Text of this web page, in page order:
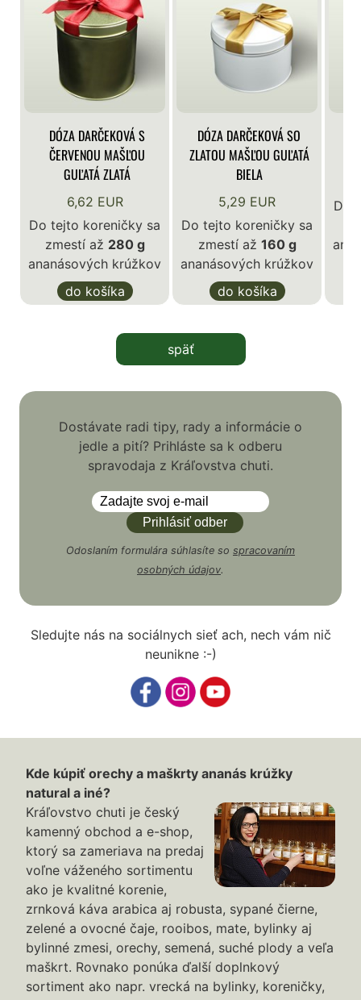
DÓZA DARČEKOVÁ S
ČERVENOU MAŠĽOU
GUĽATÁ ZLATÁ
6,62 EUR
Do tejto koreničky sa
zmestí až 280 g
ananásových krúžkov
do košíka
DÓZA DARČEKOVÁ SO
ZLATOU MAŠĽOU GUĽATÁ
BIELA
5,29 EUR
Do tejto koreničky sa
zmestí až 160 g
ananásových krúžkov
do košíka
Do
späť
Dostávate radi tipy, rady a informácie o
jedle a pití? Prihláste sa k odberu
spravodaja z Kráľovstva chuti.
Odoslaním formulára súhlasíte so spracovaním
osobných údajov.
Sledujte nás na sociálnych sieť ach, nech vám nič
neunikne :-)
Kde kúpiť orechy a maškrty ananás krúžky
natural a iné?
Kráľovstvo chuti je český
kamenný obchod a e-shop,
ktorý sa zameriava na predaj
voľne váženého sortimentu
ako je kvalitné korenie,
zrnková káva arabica aj robusta, sypané čierne,
zelené a ovocné čaje, rooibos, mate, bylinky aj
bylinné zmesi, orechy, semená, suché plody a veľa
maškrt. Rovnako ponúka ďalší doplnkový
sortiment ako napr. vrecká na bylinky, koreničky,